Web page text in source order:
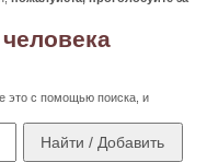
это с помощью поиска, и